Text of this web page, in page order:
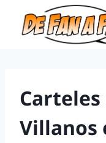
Carteles
Villanos